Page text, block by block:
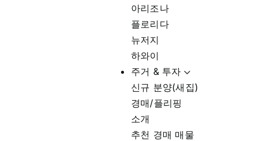
아리조나
플로리다
뉴저지
하와이
주거 & 투자
신규 분양(새집)
경매/플리핑
소개
추천 경매 매물